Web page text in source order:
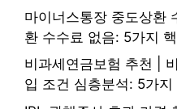
마이너스통장 중도상환
환 수수료 없음: 5가지
비과세연금보험 추천 |
입 조건 심층분석: 5가